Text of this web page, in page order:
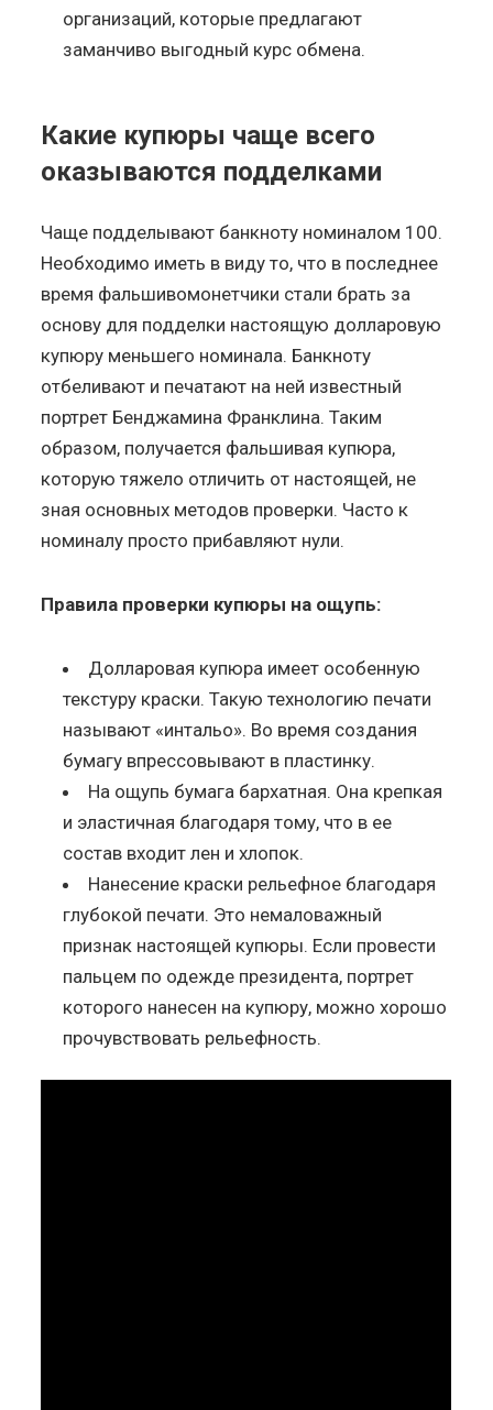
организаций, которые предлагают
заманчиво выгодный курс обмена.
Какие купюры чаще всего
оказываются подделками
Чаще подделывают банкноту номиналом 100.
Необходимо иметь в виду то, что в последнее
время фальшивомонетчики стали брать за
основу для подделки настоящую долларовую
купюру меньшего номинала. Банкноту
отбеливают и печатают на ней известный
портрет Бенджамина Франклина. Таким
образом, получается фальшивая купюра,
которую тяжело отличить от настоящей, не
зная основных методов проверки. Часто к
номиналу просто прибавляют нули.
Правила проверки купюры на ощупь:
Долларовая купюра имеет особенную
текстуру краски. Такую технологию печати
называют «интальо». Во время создания
бумагу впрессовывают в пластинку.
На ощупь бумага бархатная. Она крепкая
и эластичная благодаря тому, что в ее
состав входит лен и хлопок.
Нанесение краски рельефное благодаря
глубокой печати. Это немаловажный
признак настоящей купюры. Если провести
пальцем по одежде президента, портрет
которого нанесен на купюру, можно хорошо
прочувствовать рельефность.